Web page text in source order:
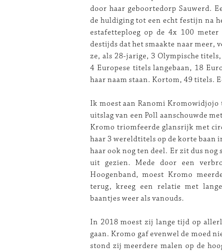
door haar geboortedorp Sauwerd.
de huldiging tot een echt festijn na
estafetteploeg op de 4x 100
destijds dat het smaakte naar meer,
ze, als 28-jarige, 3 Olympische
4 Europese titels langebaan, 18
haar naam staan. Kortom, 49 titels.
Ik moest aan Ranomi Kromowidjojo
uitslag van een Poll aanschouwde
Kromo triomfeerde glansrijk met
haar 3 wereldtitels op de korte baan
haar ook nog ten deel. Er zit dus
uit gezien. Mede door een
Hoogenband, moest Kromo
terug, kreeg een relatie met
baantjes weer als vanouds.
In 2018 moest zij lange tijd op
gaan. Kromo gaf evenwel de moed
stond zij meerdere malen op de